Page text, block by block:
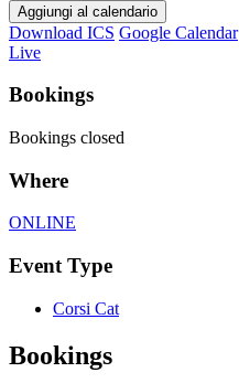
Aggiungi al calendario
Download ICS Google Calendar
Live
Bookings
Bookings closed
Where
ONLINE
Event Type
Corsi Cat
Bookings